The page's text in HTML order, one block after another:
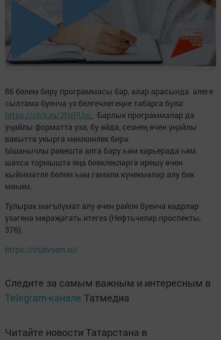
86 белем бирү программасы бар, алар арасында әлеге
сылтама буенча үз белгечлегеңне табарга була:
https://clck.ru/3NzPUw.
Барлык программалар да
уңайлы форматта уза, бу өйдә, сезнең өчен уңайлы
вакытта укырга мөмкинлек бирә.
Ышанычлы рәвештә алга бару һәм карьерада һәм
шәхси тормышта яңа биеклекләргә ирешү өчен
кыйммәтле белем һәм гамәли күнекмәләр алу бик
мөһим.
Тулырак мәгълүмат алу өчен район буенча кадрлар
үзәгенә мөрәҗәгать итегез (Нефтьчеләр проспекты,
37б).
https://trudvsem.ru/
Следите за самым важным и интересным в
Telegram-канале Татмедиа
Читайте новости Татарстана в